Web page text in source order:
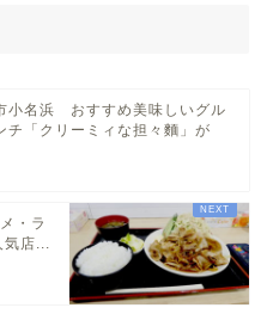
小名浜 おすすめ美味しいグル
チ「クリーミィな担々麵」が
・ラ
店...
田・遠野・田人方面
日帰り温泉
伝説・歴史